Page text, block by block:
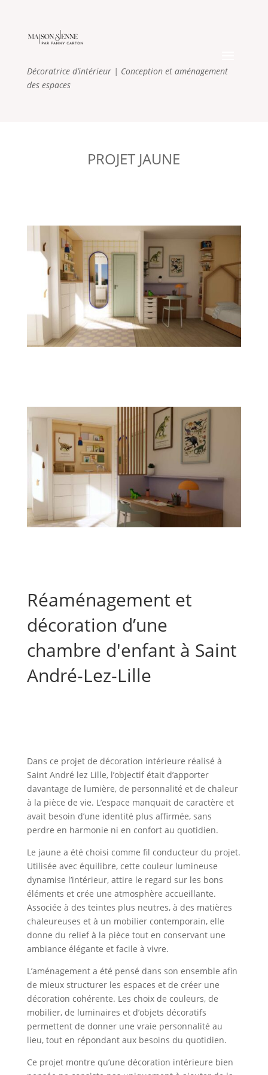
Décoratrice d’intérieur | Conception et aménagement
des espaces
PROJET JAUNE
Réaménagement et
décoration d’une
chambre d'enfant à Saint
André-Lez-Lille
Dans ce projet de décoration intérieure réalisé à
Saint André lez Lille, l’objectif était d’apporter
davantage de lumière, de personnalité et de chaleur
à la pièce de vie. L’espace manquait de caractère et
avait besoin d’une identité plus affirmée, sans
perdre en harmonie ni en confort au quotidien.
Le jaune a été choisi comme fil conducteur du projet.
Utilisée avec équilibre, cette couleur lumineuse
dynamise l’intérieur, attire le regard sur les bons
éléments et crée une atmosphère accueillante.
Associée à des teintes plus neutres, à des matières
chaleureuses et à un mobilier contemporain, elle
donne du relief à la pièce tout en conservant une
ambiance élégante et facile à vivre.
L’aménagement a été pensé dans son ensemble afin
de mieux structurer les espaces et de créer une
décoration cohérente. Les choix de couleurs, de
mobilier, de luminaires et d’objets décoratifs
permettent de donner une vraie personnalité au
lieu, tout en répondant aux besoins du quotidien.
Ce projet montre qu’une décoration intérieure bien